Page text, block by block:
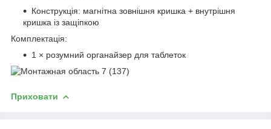
Конструкція: магнітна зовнішня кришка + внутрішня
кришка із защіпкою
Комплектація:
1 × розумний органайзер для таблеток
Приховати